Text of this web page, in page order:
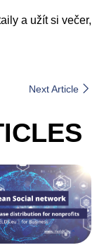
a užít si večer,
Next Article